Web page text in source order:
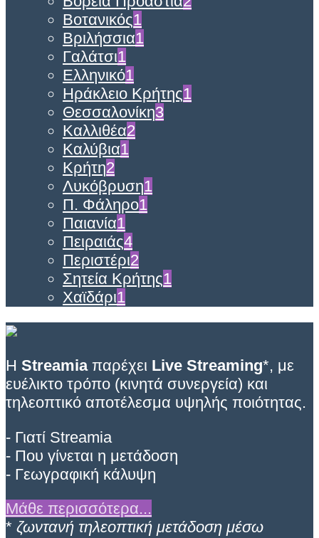
Βοτανικός1
Βριλήσσια1
Γαλάτσι1
Ελληνικό1
Ηράκλειο Κρήτης1
Θεσσαλονίκη3
Καλλιθέα2
Καλύβια1
Κρήτη2
Λυκόβρυση1
Π. Φάληρο1
Παιανία1
Πειραιάς4
Περιστέρι2
Σητεία Κρήτης1
Χαϊδάρι1
Η Streamiaπαρέχει Live Streaming*, με
ευέλικτο τρόπο (κινητά συνεργεία) και
τηλεοπτικό αποτέλεσμα υψηλής ποιότητας.
- Γιατί Streamia
- Που γίνεται η μετάδοση
- Γεωγραφική κάλυψη
Μάθε περισσότερα...
* ζωντανή τηλεοπτική μετάδοση μέσω